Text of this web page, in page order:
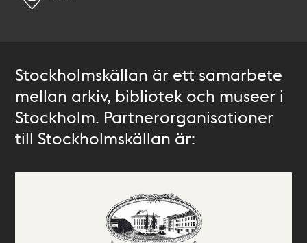
Stockholmskällan är ett samarbete
mellan arkiv, bibliotek och museer i
Stockholm. Partnerorganisationer
till Stockholmskällan är: